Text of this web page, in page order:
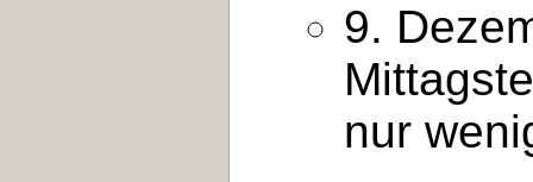
9.
nur